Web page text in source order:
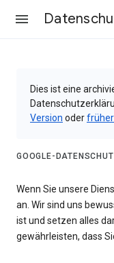
Dies ist eine
Version oder
GOOGLE-
Wenn Sie unsere
an. Wir sind uns
ist und setzen alles
gewährleisten, dass